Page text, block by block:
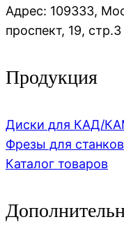
Адрес: 109333,
проспект, 19, стр.3
Продукция
Диски для КАД/
Фрезы для станков
Каталог товаров